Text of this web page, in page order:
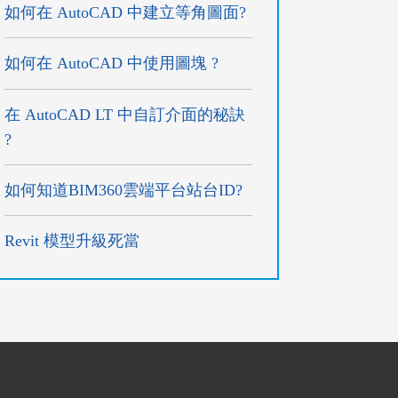
如何在 AutoCAD 中建立等角圖面?
如何在 AutoCAD 中使用圖塊 ?
在 AutoCAD LT 中自訂介面的秘訣
?
如何知道BIM360雲端平台站台ID?
Revit 模型升級死當